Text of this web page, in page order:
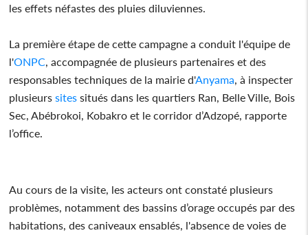
les effets néfastes des pluies diluviennes.
La première étape de cette campagne a conduit l'équipe de
l'ONPC , accompagnée de plusieurs partenaires et des
responsables techniques de la mairie d'Anyama , à inspecter
plusieurssites situés dans les quartiers Ran, Belle Ville, Bois
Sec, Abébrokoi, Kobakro et le corridor d’Adzopé, rapporte
l’office.
Au cours de la visite, les acteurs ont constaté plusieurs
problèmes, notamment des bassins d’orage occupés par des
habitations, des caniveaux ensablés, l'absence de voies de